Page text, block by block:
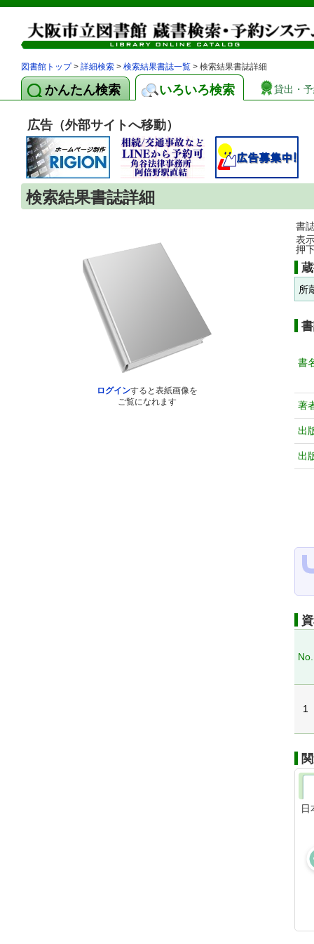
図書館トップ> 詳細検索 > 検索結果書誌一覧 > 検索結果書誌詳細
かんたん検索 いろいろ検索 貸出・
広告（外部サイトへ移動）
検索結果書誌詳細
ログインすると表紙画像を
ご覧になれます
書
表
押
所
書
著
出
出
No.
1
日